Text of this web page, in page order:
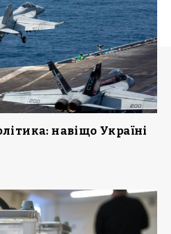
навіщо Україні